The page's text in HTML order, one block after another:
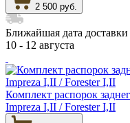
2 500 руб.
Ближайшая дата доставки
10 - 12 августа
Комплект распорок
Impreza I,II / Forester I,II